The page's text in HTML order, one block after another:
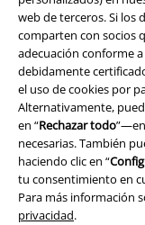
web de terceros. Si los
comparten con socios
adecuación conforme
debidamente
el uso de cookies por
Alternativamente,
en “Rechazar todo
necesarias. También
haciendo clic en “
tu consentimiento en
Para más información
privacidad.
Legal
Términos y Condiciones
Aviso Legal
Ley protección de datos
Eliminación de
Declaración de